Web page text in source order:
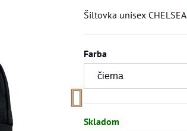
Šiltovka unisex CHELSEA
Farba
Skladom